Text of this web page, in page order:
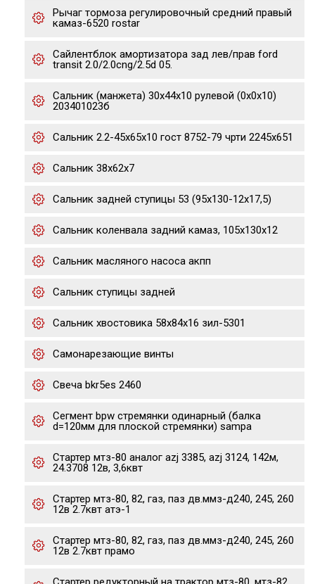
Рычаг тормоза регулировочный средний правый
камаз-6520 rostar
Сайлентблок амортизаторa зад лев/прав ford
transit 2.0/2.0cng/2.5d 05.
Сальник (манжета) 30х44х10 рулевой (0х0х10)
203401023б
Сальник 2.2-45х65х10 гост 8752-79 чрти 2245х651
Сальник 38х62х7
Сальник задней ступицы 53 (95х130-12х17,5)
Сальник коленвала задний камаз, 105х130х12
Сальник масляного насоса акпп
Сальник ступицы задней
Сальник хвостовика 58х84х16 зил-5301
Самонарезающие винты
Свеча bkr5es 2460
Сегмент bpw стремянки одинарный (балка
d=120мм для плоской стремянки) sampa
Стартер мтз-80 аналог azj 3385, azj 3124, 142м,
24.3708 12в, 3,6квт
Стартер мтз-80, 82, газ, паз дв.ммз-д240, 245, 260
12в 2.7квт атэ-1
Стартер мтз-80, 82, газ, паз дв.ммз-д240, 245, 260
12в 2.7квт прамо